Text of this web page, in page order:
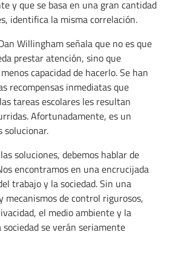
y que se basa en una gran cantidad
identifica la misma correlación.
Willingham señala que no es que
prestar atención, sino que
capacidad de hacerlo. Se han
recompensas inmediatas que
tareas escolares les resultan
Afortunadamente, es un
solucionar.
soluciones, debemos hablar de
encontramos en una encrucijada
trabajo y la sociedad. Sin una
mecanismos de control rigurosos,
el medio ambiente y la
se verán seriamente